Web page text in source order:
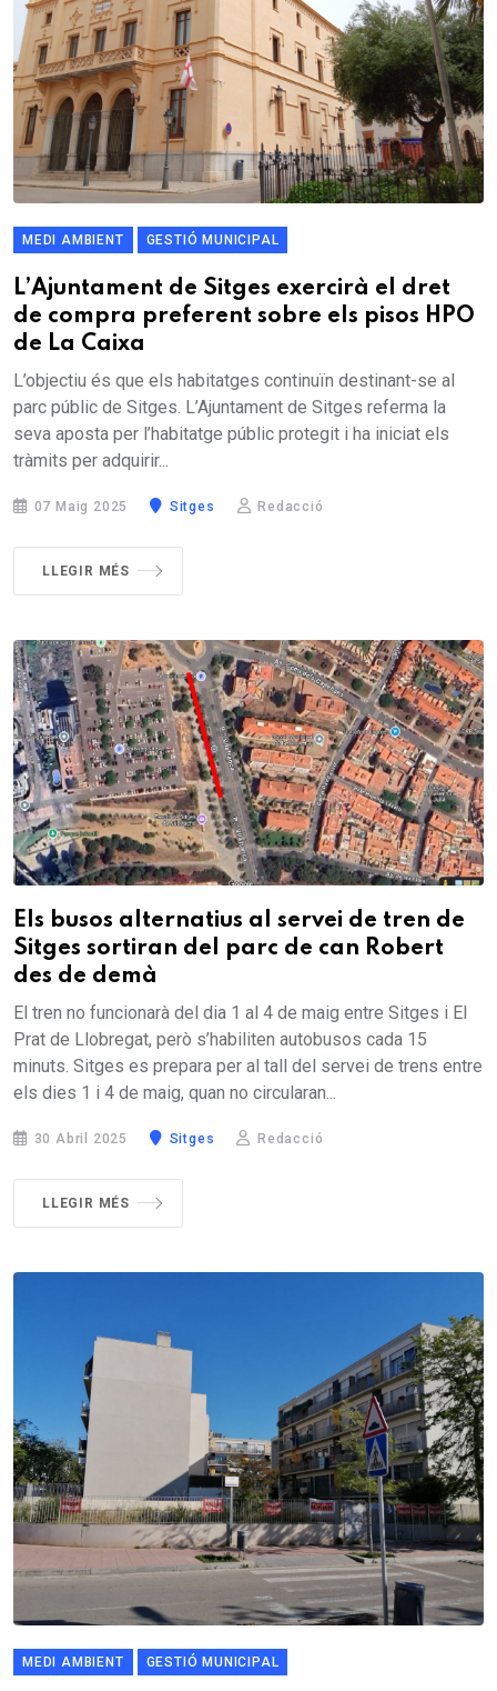
MEDI AMBIENT GESTIÓ MUNICIPAL
L’Ajuntament de Sitges exercirà el dret
de compra preferent sobre els pisos HPO
de La Caixa
L’objectiu és que els habitatges continuïn destinant-se al
parc públic de Sitges. L’Ajuntament de Sitges referma la
seva aposta per l’habitatge públic protegit i ha iniciat els
tràmits per adquirir...
07 Maig 2025 Sitges Redacció
LLEGIR MÉS
Els busos alternatius al servei de tren de
Sitges sortiran del parc de can Robert
des de demà
El tren no funcionarà del dia 1 al 4 de maig entre Sitges i El
Prat de Llobregat, però s’habiliten autobusos cada 15
minuts. Sitges es prepara per al tall del servei de trens entre
els dies 1 i 4 de maig, quan no circularan...
30 Abril 2025 Sitges Redacció
LLEGIR MÉS
MEDI AMBIENT GESTIÓ MUNICIPAL